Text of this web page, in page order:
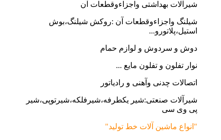
شیرآلات بهداشتی واجزاءوقطعات آن
شیلنگ واجزاءوقطعات آن :روکش شیلنگ،بوش
استیل،پلاتورو...
دوش و سردوش و لوازم حمام
نوار تفلون و تفلون مایع ...
اتصالات چدنی وآهنی و رادیاتور
شیرآلات صنعتی:شیر یکطرفه،شیرفلکه،شیرتوپی،شیر
پی وی سی
"انواع ماشین آلات خط تولید"